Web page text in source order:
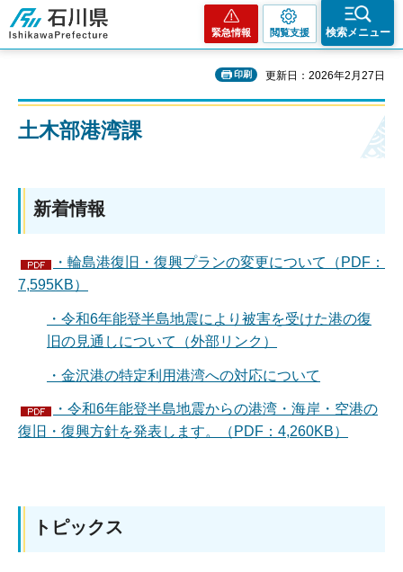
石川県
緊急情報 閲覧支援 検索メニュー
印刷 更新日：2026年2月27日
土木部港湾課
新着情報
・輪島港復旧・復興プランの変更について（PDF：
7,595KB）
・令和6年能登半島地震により被害を受けた港の復
旧の見通しについて（外部リンク）
・金沢港の特定利用港湾への対応について
・令和6年能登半島地震からの港湾・海岸・空港の
復旧・復興方針を発表します。（PDF：4,260KB）
トピックス